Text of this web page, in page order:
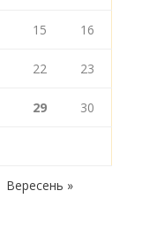
15 16
22 23
29 30
Вересень »